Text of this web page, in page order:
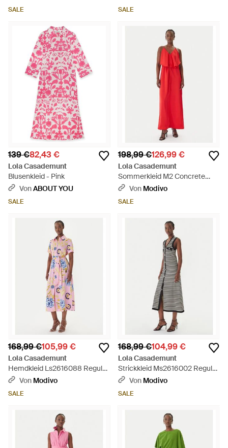
SALE SALE
139 €82,43 €
Lola Casademunt
Blusenkleid - Pink
VonABOUT YOU
SALE
198,99 €126,99 €
Lola Casademunt
Sommerkleid M2 Concrete
Jungle Ms2616023 Regular Fit
Von Modivo
SALE
168,99 €105,99 €
Lola Casademunt
Hemdkleid Ls2616088 Regular
Fit - Rot
Von Modivo
SALE
168,99 €104,99 €
Lola Casademunt
Strickkleid Ms2616002 Regular
Fit - Weiß
Von Modivo
SALE